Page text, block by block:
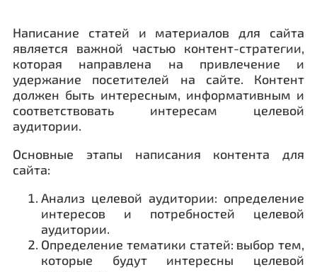
Написание статей и материалов для сайта
является важной частью контент-стратегии,
которая направлена на привлечение и
удержание посетителей на сайте. Контент
должен быть интересным, информативным и
соответствовать интересам целевой
аудитории.
Основные этапы написания контента для
сайта:
Анализ целевой аудитории: определение
интересов и потребностей целевой
аудитории.
Определение тематики статей: выбор тем,
которые будут интересны целевой